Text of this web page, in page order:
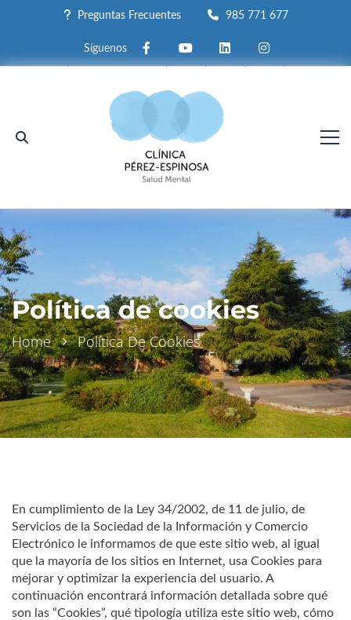
Preguntas Frecuentes 985 771 677
FacebookYoutubeLinkedinInstagram
Política de cookies
Home Política De Cookies
En cumplimiento de la Ley 34/2002, de 11 de julio, de
Servicios de la Sociedad de la Información y Comercio
Electrónico le informamos de que este sitio web, al igual
que la mayoría de los sitios en Internet, usa Cookies para
mejorar y optimizar la experiencia del usuario. A
continuación encontrará información detallada sobre qué
son las “Cookies”, qué tipología utiliza este sitio web, cómo